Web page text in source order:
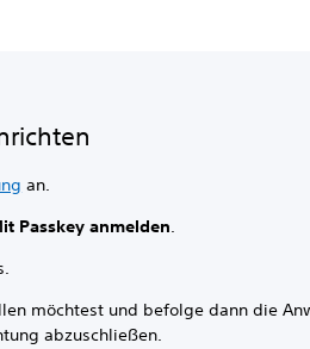
an.
Passkey anmelden.
möchtest und befolge dann die
abzuschließen.